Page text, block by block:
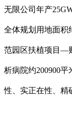
无限公司年产
全体规划用地面积
范园区扶植项目—
析病院约200900
性、实正在性、精